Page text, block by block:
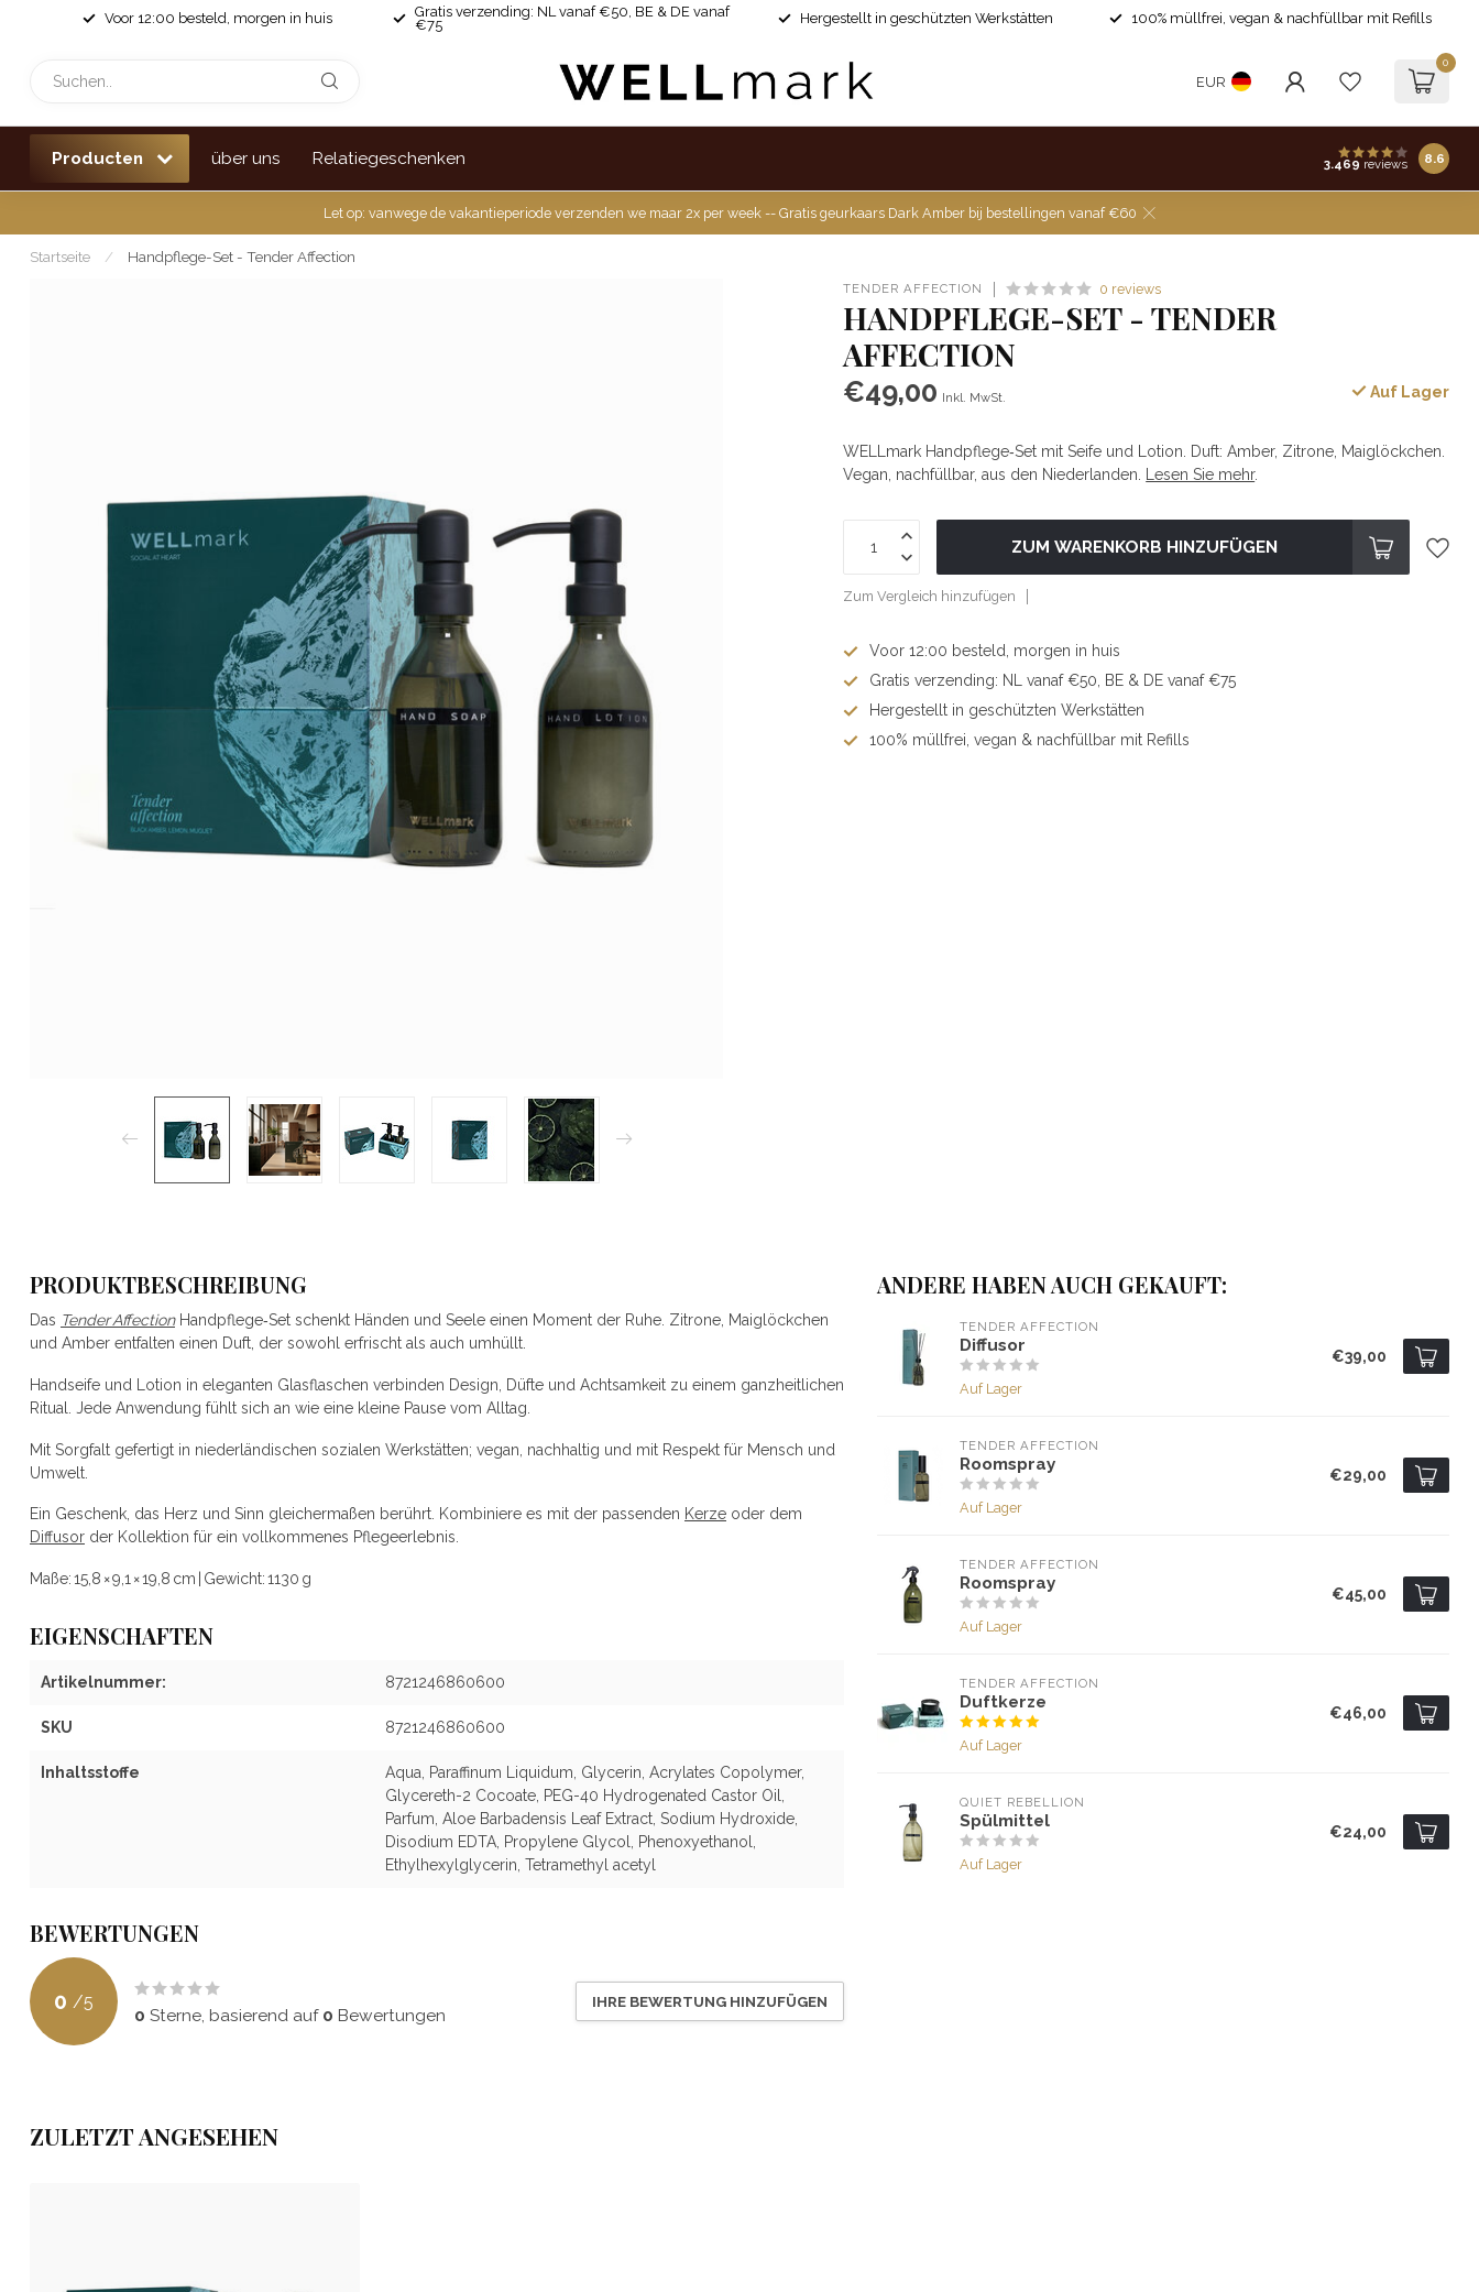
Voor 12:00 besteld, morgen in huis
Gratis verzending: NL vanaf €50, BE & DE vanaf
€75
Hergestellt in geschützten Werkstätten 100% müllfrei, vegan & nachfüllbar mit Refills
EUR
0
Producten über uns Relatiegeschenken 3.469 reviews 8.6
Let op: vanwege de vakantieperiode verzenden we maar 2x per week -- Gratis geurkaars Dark Amber bij bestellingen vanaf €60
Startseite / Handpflege-Set - Tender Affection
TENDER AFFECTION 0 reviews
HANDPFLEGE-SET - TENDER
AFFECTION
€49,00 Inkl. MwSt. Auf Lager
WELLmark Handpflege‑Set mit Seife und Lotion. Duft: Amber, Zitrone, Maiglöckchen.
Vegan, nachfüllbar, aus den Niederlanden.
Lesen Sie mehr.
ZUM WARENKORB HINZUFÜGEN
Zum Vergleich hinzufügen
Voor 12:00 besteld, morgen in huis
Gratis verzending: NL vanaf €50, BE & DE vanaf €75
Hergestellt in geschützten Werkstätten
100% müllfrei, vegan & nachfüllbar mit Refills
PRODUKTBESCHREIBUNG
Das Tender AffectionHandpflege‑Set schenkt Händen und Seele einen Moment der Ruhe. Zitrone, Maiglöckchen
und Amber entfalten einen Duft, der sowohl erfrischt als auch umhüllt.
Handseife und Lotion in eleganten Glasflaschen verbinden Design, Düfte und Achtsamkeit zu einem ganzheitlichen
Ritual. Jede Anwendung fühlt sich an wie eine kleine Pause vom Alltag.
Mit Sorgfalt gefertigt in niederländischen sozialen Werkstätten; vegan, nachhaltig und mit Respekt für Mensch und
Umwelt.
Ein Geschenk, das Herz und Sinn gleichermaßen berührt. Kombiniere es mit der passenden Kerze oder dem
Diffusor der Kollektion für ein vollkommenes Pflegeerlebnis.
Maße:15,8 × 9,1 × 19,8 cm | Gewicht: 1130 g
EIGENSCHAFTEN
Artikelnummer: 8721246860600
SKU 8721246860600
Inhaltsstoffe
Aqua, Paraffinum Liquidum, Glycerin, Acrylates Copolymer,
Glycereth-2 Cocoate, PEG-40 Hydrogenated Castor Oil,
Parfum, Aloe Barbadensis Leaf Extract, Sodium Hydroxide,
Disodium EDTA, Propylene Glycol, Phenoxyethanol,
Ethylhexylglycerin, Tetramethyl acetyl
BEWERTUNGEN
0 /5
0 Sterne, basierend auf 0 Bewertungen
IHRE BEWERTUNG HINZUFÜGEN
ANDERE HABEN AUCH GEKAUFT:
TENDER AFFECTION
Diffusor
Auf Lager
€39,00
TENDER AFFECTION
Roomspray
Auf Lager
€29,00
TENDER AFFECTION
Roomspray
Auf Lager
€45,00
TENDER AFFECTION
Duftkerze
Auf Lager
€46,00
QUIET REBELLION
Spülmittel
Auf Lager
€24,00
ZULETZT ANGESEHEN